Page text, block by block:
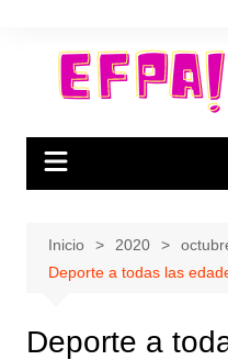
contenido
Inicio 2020
Deporte a todas las
Deporte a